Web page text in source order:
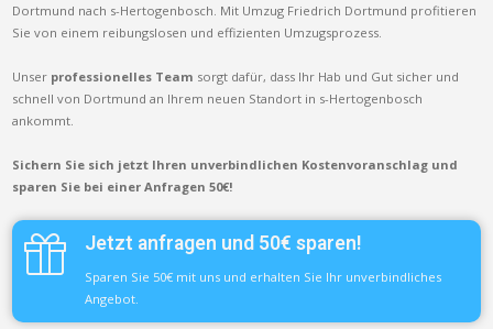
Dortmund nach s-Hertogenbosch. Mit Umzug Friedrich Dortmund profitieren
Sie von einem reibungslosen und effizienten Umzugsprozess.
Unser professionelles Team sorgt dafür, dass Ihr Hab und Gut sicher und
schnell von Dortmund an Ihrem neuen Standort in s-Hertogenbosch
ankommt.
Sichern Sie sich jetzt Ihren unverbindlichen Kostenvoranschlag und
sparen Sie bei einer Anfragen 50€!
Jetzt anfragen und 50€ sparen!
Sparen Sie 50€ mit uns und erhalten Sie Ihr unverbindliches
Angebot.